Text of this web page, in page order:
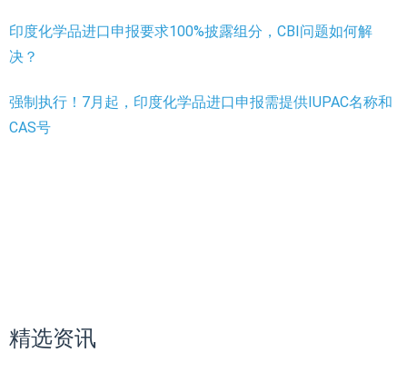
印度化学品进口申报要求100%披露组分，CBI问题如何解
决？
强制执行！7月起，印度化学品进口申报需提供IUPAC名称和
CAS号
精选资讯